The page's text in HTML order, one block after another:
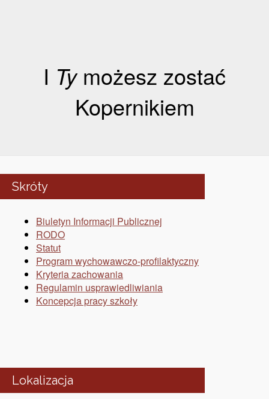
I Tymożesz zostać
Kopernikiem
Skróty
Biuletyn Informacji Publicznej
RODO
Statut
Program wychowawczo-profilaktyczny
Kryteria zachowania
Regulamin usprawiedliwiania
Koncepcja pracy szkoły
Lokalizacja